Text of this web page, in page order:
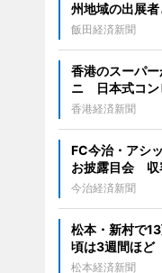
州地域の出展
飯田経済新聞
香港のスーパ
ニ 日本式コン
香港経済新聞
FC今治・アシ
お披露目会 収
今治経済新聞
松本・新村で
頃は3週間ほど
松本経済新聞